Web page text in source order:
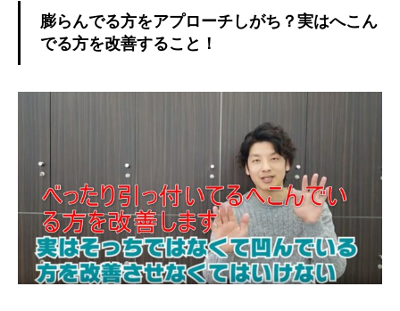
膨らんでる方をアプローチしがち？実はへこん
でる方を改善すること！